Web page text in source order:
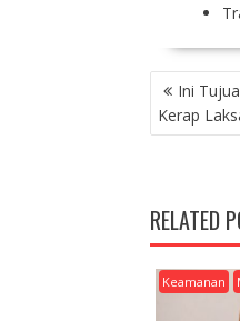
P
O
S
A
V
I
G
A
Ini
Kerap
RELATED
Keamanan